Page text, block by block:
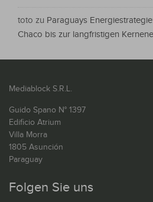
toto zu Paraguays
Chaco bis zur langfristigen
Mediablock S.R.L.
Guido Spano N° 1397
Edificio Atrium
Villa Morra
1805 Asunción
Paraguay
Folgen Sie uns